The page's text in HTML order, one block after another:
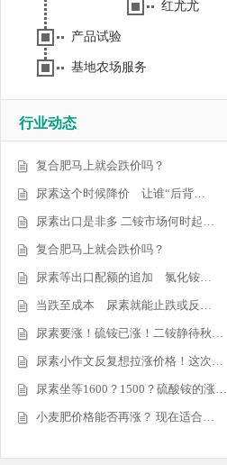
红尤尤
产品试验
基地农场服务
行业动态
复合肥马上就会跌价吗？
尿素这个时候降价 让谁“后背…
尿素出口是非多 二铵市场何时起…
复合肥马上就会跌价吗？
尿素等出口配额的追加 氯化铵…
当跌至成本 尿素就能止跌或反…
尿素要涨！硫铵已涨！二铵静待秋…
尿素小作文反复想拉涨价格！这次…
尿素坐等1600？1500？硫酸铵的涨…
小麦肥价格能否再涨？ 现在适合…